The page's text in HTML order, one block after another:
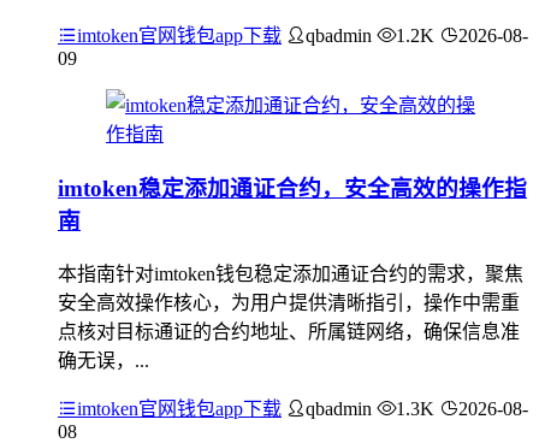
imtoken官网钱包app下载 qbadmin 1.2K
2026-08-
09
imtoken稳定添加通证合约，安全高效的操作指
南
本指南针对imtoken钱包稳定添加通证合约的需求，聚焦
安全高效操作核心，为用户提供清晰指引，操作中需重
点核对目标通证的合约地址、所属链网络，确保信息准
确无误，...
imtoken官网钱包app下载 qbadmin 1.3K
2026-08-
08